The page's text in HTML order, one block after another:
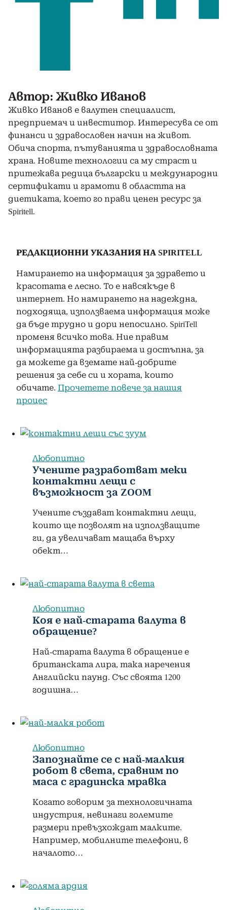
Автор: Живко Иванов
Живко Иванов е валутен специалист,
предприемач и инвеститор. Интересува се от
финанси и здравословен начин на живот.
Обича спорта, пътуванията и здравословната
храна. Новите технологии са му страст и
притежава редица български и международни
сертификати и грамоти в областта на
диетиката, което го прави ценен ресурс за
Spiritell.
РЕДАКЦИОННИ УКАЗАНИЯ НА SPIRITELL
Намирането на информация за здравето и
красотата е лесно. То е навсякъде в
интернет. Но намирането на надеждна,
подходяща, използваема информация може
да бъде трудно и дори непосилно. SpiriTell
променя всичко това. Ние правим
информацията разбираема и достъпна, за
да можете да вземате най-добрите
решения за себе си и хората, които
обичате. Прочетете повече за нашия
процес
Любопитно
Учените разработват меки
контактни лещи с
възможност за ZOOM
Учените създават контактни лещи,
които ще позволят на използващите
ги, да увеличават мащаба върху
обект…
Любопитно
Коя е най-старата валута в
обращение?
Най-старата валута в обращение е
британската лира, така наречения
Английски паунд. Със своята 1200
годишна…
Любопитно
Запознайте се с най-малкия
робот в света, сравним по
маса с градинска мравка
Когато говорим за технологичната
индустрия, невинаги големите
размери превъзхождат малките.
Например, мобилните телефони, в
началото…